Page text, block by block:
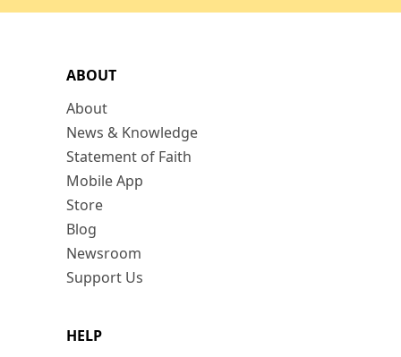
ABOUT
About
News & Knowledge
Statement of Faith
Mobile App
Store
Blog
Newsroom
Support Us
HELP